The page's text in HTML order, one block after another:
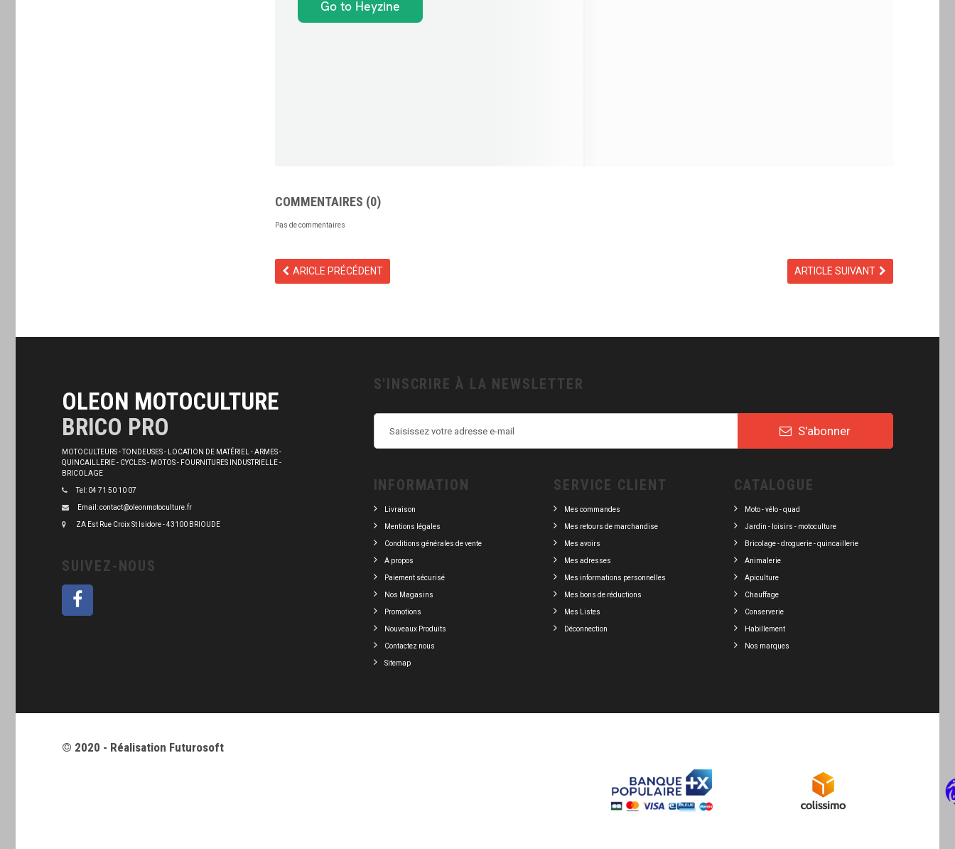
COMMENTAIRES (0)
Pas de commentaires
ARICLE PRÉCÉDENT ARTICLE SUIVANT
OLEON MOTOCULTURE
BRICO PRO
MOTOCULTEURS - TONDEUSES - LOCATION DE MATÉRIEL - ARMES -
QUINCAILLERIE - CYCLES - MOTOS - FOURNITURES INDUSTRIELLE -
BRICOLAGE
Tel: 04 71 50 10 07
Email: contact@oleonmotoculture.fr
ZA Est Rue Croix St Isidore - 43100 BRIOUDE
SUIVEZ-NOUS
S'INSCRIRE À LA NEWSLETTER
S'abonner
INFORMATION
Livraison
Mentions légales
Conditions générales de vente
A propos
Paiement sécurisé
Nos Magasins
Promotions
Nouveaux Produits
Contactez nous
Sitemap
SERVICE CLIENT
Mes commandes
Mes retours de marchandise
Mes avoirs
Mes adresses
Mes informations personnelles
Mes bons de réductions
Mes Listes
Déconnection
CATALOGUE
Moto - vélo - quad
Jardin - loisirs - motoculture
Bricolage - droguerie - quincaillerie
Animalerie
Apiculture
Chauffage
Conserverie
Habillement
Nos marques
© 2020 - Réalisation Futurosoft